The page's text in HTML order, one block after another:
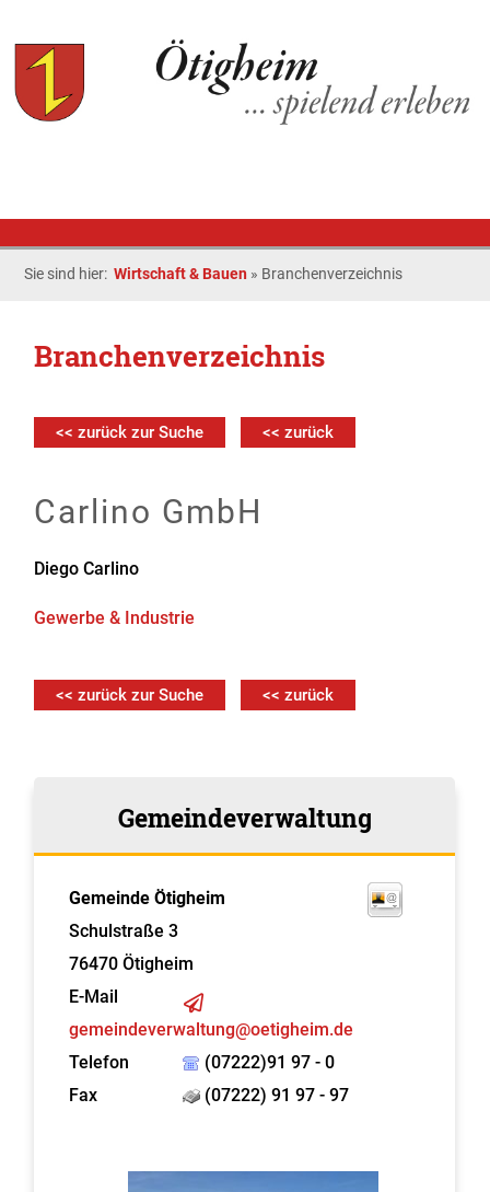
Sie sind hier:Wirtschaft & Bauen » Branchenverzeichnis
Branchenverzeichnis
<< zurück zur Suche << zurück
Carlino GmbH
Diego Carlino
Gewerbe & Industrie
<< zurück zur Suche << zurück
Gemeindeverwaltung
Gemeinde Ötigheim
Schulstraße 3
76470 Ötigheim
E-Mail
gemeindeverwaltung@oetigheim.de
Telefon
(07222)91 97 - 0
Fax
(07222) 91 97 - 97